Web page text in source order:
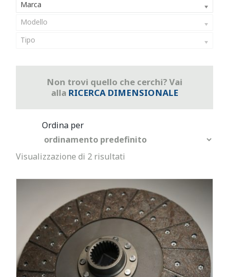
Marca
Modello
Tipo
Non trovi quello che cerchi? Vai
alla RICERCA DIMENSIONALE
Visualizzazione di 2 risultati